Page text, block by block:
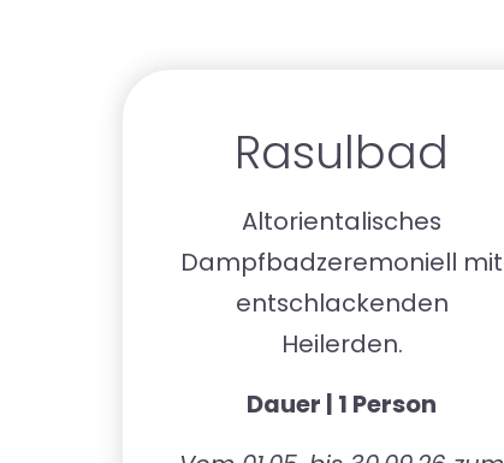
Rasulbad
Altorientalisches
Dampfbadzeremoniell mit
entschlackenden
Heilerden.
Dauer | 1 Person